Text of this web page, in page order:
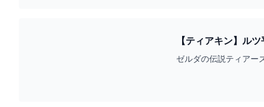
【ティアキン】ル
- YOUTUBE
ゼルダの伝説ティア